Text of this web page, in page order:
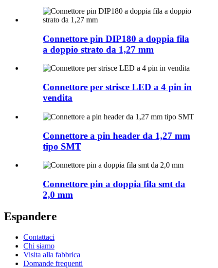
Connettore pin DIP180 a doppia fila
a doppio strato da 1,27 mm
Connettore per strisce LED a 4 pin in
vendita
Connettore a pin header da 1,27 mm
tipo SMT
Connettore pin a doppia fila smt da
2,0 mm
Espandere
Contattaci
Chi siamo
Visita alla fabbrica
Domande frequenti